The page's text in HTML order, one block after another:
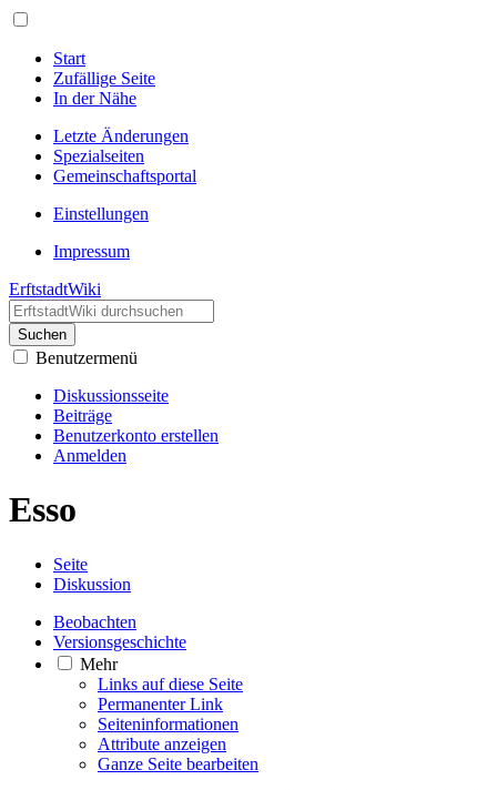
Start
Zufällige Seite
In der Nähe
Letzte Änderungen
Spezialseiten
Gemeinschafts­portal
Einstellungen
Impressum
ErftstadtWiki
Suchen
Benutzermenü
Diskussionsseite
Beiträge
Benutzerkonto erstellen
Anmelden
Esso
Seite
Diskussion
Beobachten
Versionsgeschichte
Mehr
Links auf diese Seite
Permanenter Link
Seiten­­informationen
Attribute anzeigen
Ganze Seite bearbeiten